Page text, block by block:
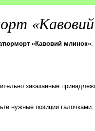
«Кавовий
«Кавовий млинок».
заказанные
нужные позиции галочками.